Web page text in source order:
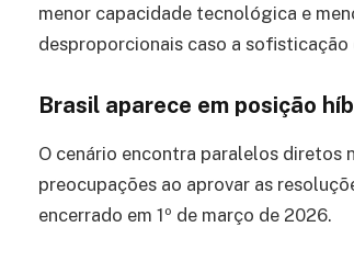
menor capacidade tecnológica e
desproporcionais caso a
Brasil aparece em posição
O cenário encontra paralelos diretos
preocupações ao aprovar as
encerrado em 1º de março de 2026.